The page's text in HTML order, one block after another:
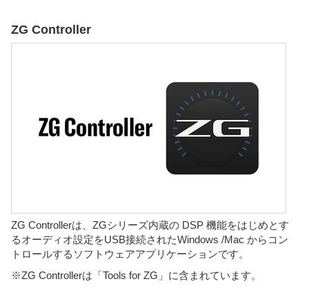
ZG Controller
ZG Controllerは、ZGシリーズ内蔵の DSP 機能をはじめとす
るオーディオ設定をUSB接続されたWindows /Mac からコン
トロールするソフトウェアアプリケーションです。
※ZG Controllerは「Tools for ZG」に含まれています。